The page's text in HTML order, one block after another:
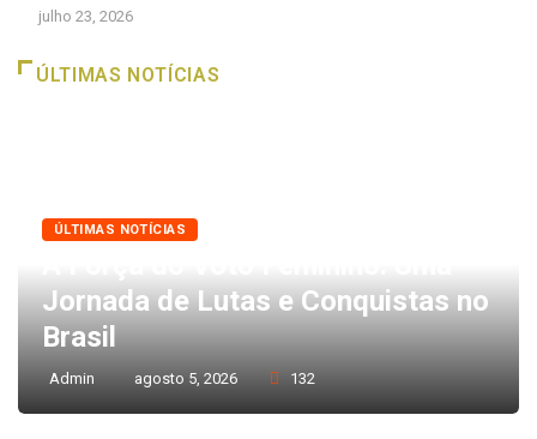
julho 23, 2026
ÚLTIMAS NOTÍCIAS
ÚLTIMAS NOTÍCIAS
Jornada de Lutas e Conquistas no
Brasil
Admin agosto 5, 2026 132